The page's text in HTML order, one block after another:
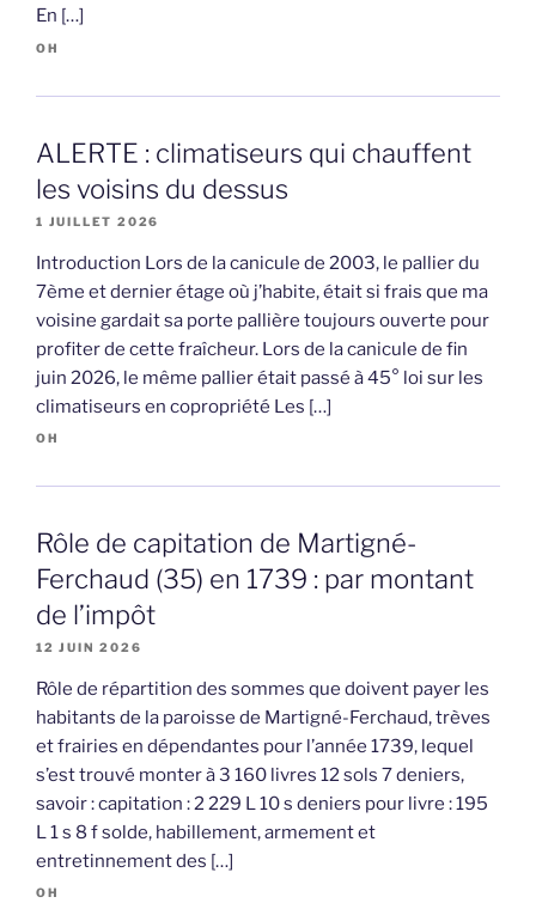
En […]
OH
ALERTE : climatiseurs qui chauffent
les voisins du dessus
1 JUILLET 2026
Introduction Lors de la canicule de 2003, le pallier du
7ème et dernier étage où j’habite, était si frais que ma
voisine gardait sa porte pallière toujours ouverte pour
profiter de cette fraîcheur. Lors de la canicule de fin
juin 2026, le même pallier était passé à 45° loi sur les
climatiseurs en copropriété Les […]
OH
Rôle de capitation de Martigné-
Ferchaud (35) en 1739 : par montant
de l’impôt
12 JUIN 2026
Rôle de répartition des sommes que doivent payer les
habitants de la paroisse de Martigné-Ferchaud, trèves
et frairies en dépendantes pour l’année 1739, lequel
s’est trouvé monter à 3 160 livres 12 sols 7 deniers,
savoir : capitation : 2 229 L 10 s deniers pour livre : 195
L 1 s 8 f solde, habillement, armement et
entretinnement des […]
OH